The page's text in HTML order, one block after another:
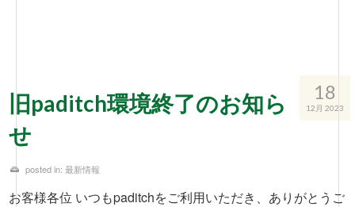
18
12月 2023
旧paditch環境終了のお知ら
せ
posted in: 最新情報
お客様各位 いつもpaditchをご利用いただき、ありがとうご